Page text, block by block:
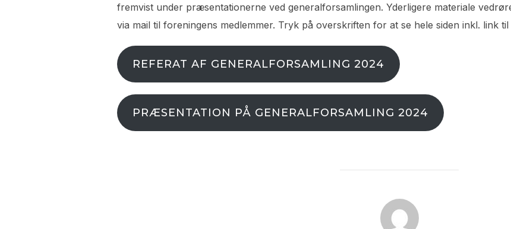
fremvist under præsentationerne ved generalforsamlingen. Yderligere materiale
via mail til foreningens medlemmer. Tryk på overskriften for at se hele siden inkl. link
REFERAT AF GENERALFORSAMLING 2024
PRÆSENTATION PÅ GENERALFORSAMLING 2024
FORFATTER